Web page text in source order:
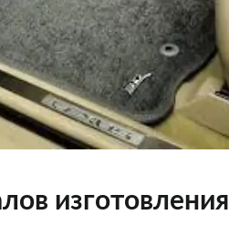
изготовления